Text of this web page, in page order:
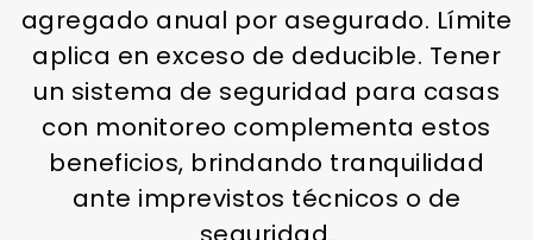
agregado anual por asegurado. Límite
aplica en exceso de deducible. Tener
un sistema de seguridad para casas
con monitoreo complementa estos
beneficios, brindando tranquilidad
ante imprevistos técnicos o de